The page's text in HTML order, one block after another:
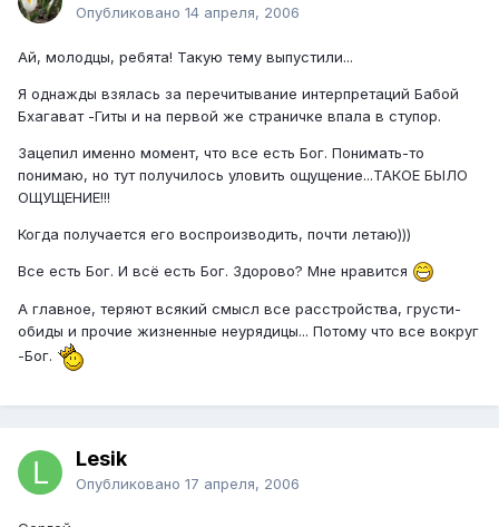
Опубликовано 14 апреля, 2006
Ай, молодцы, ребята! Такую тему выпустили...
Я однажды взялась за перечитывание интерпретаций Бабой
Бхагават -Гиты и на первой же страничке впала в ступор.
Зацепил именно момент, что все есть Бог. Понимать-то
понимаю, но тут получилось уловить ощущение...ТАКОЕ БЫЛО
ОЩУЩЕНИЕ!!!
Когда получается его воспроизводить, почти летаю)))
Все есть Бог. И всё есть Бог. Здорово? Мне нравится
А главное, теряют всякий смысл все расстройства, грусти-
обиды и прочие жизненные неурядицы... Потому что все вокруг
-Бог.
Lesik
Опубликовано 17 апреля, 2006